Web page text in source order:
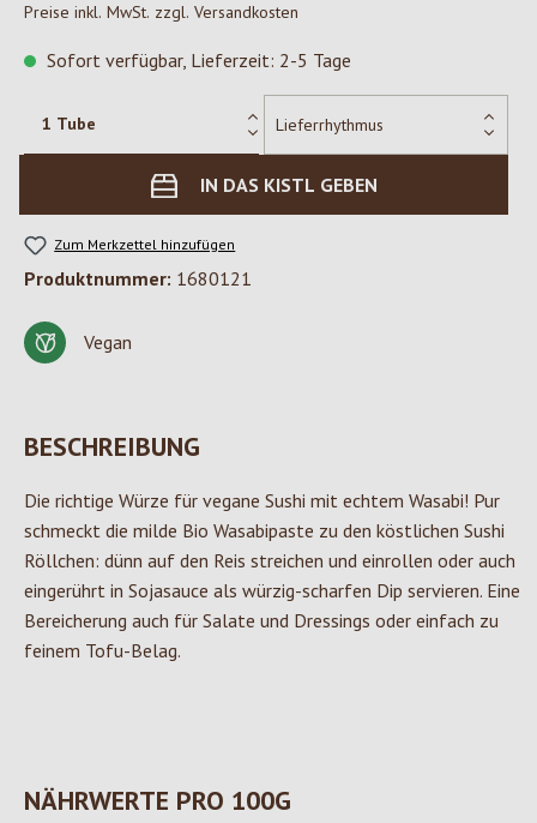
Preise inkl. MwSt. zzgl. Versandkosten
Sofort verfügbar, Lieferzeit: 2-5 Tage
IN DAS KISTL GEBEN
Zum Merkzettel hinzufügen
Produktnummer: 1680121
Vegan
BESCHREIBUNG
Die richtige Würze für vegane Sushi mit echtem Wasabi! Pur
schmeckt die milde Bio Wasabipaste zu den köstlichen Sushi
Röllchen: dünn auf den Reis streichen und einrollen oder auch
eingerührt in Sojasauce als würzig-scharfen Dip servieren. Eine
Bereicherung auch für Salate und Dressings oder einfach zu
feinem Tofu-Belag.
NÄHRWERTE PRO 100G